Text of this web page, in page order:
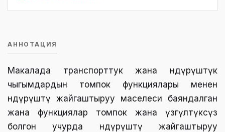
АННОТАЦИЯ
Макалада транспорттук жана өндүрүштүк
чыгымдардын томпок функциялары менен
өндүрүштү жайгаштыруу маселеси баяндалган
жана функциялар томпок жана үзгүлтүксүз
болгон учурда өндүрүштү жайгаштыруу